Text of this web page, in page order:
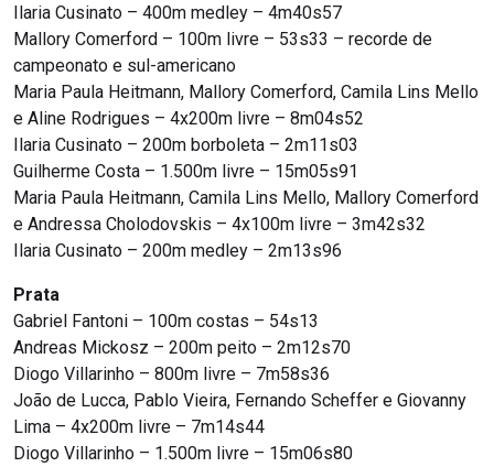
Ilaria Cusinato – 400m medley – 4m40s57
Mallory Comerford – 100m livre – 53s33 – recorde de
campeonato e sul-americano
Maria Paula Heitmann, Mallory Comerford, Camila Lins Mello
e Aline Rodrigues – 4x200m livre – 8m04s52
Ilaria Cusinato – 200m borboleta – 2m11s03
Guilherme Costa – 1.500m livre – 15m05s91
Maria Paula Heitmann, Camila Lins Mello, Mallory Comerford
e Andressa Cholodovskis – 4x100m livre – 3m42s32
Ilaria Cusinato – 200m medley – 2m13s96
Prata
Gabriel Fantoni – 100m costas – 54s13
Andreas Mickosz – 200m peito – 2m12s70
Diogo Villarinho – 800m livre – 7m58s36
João de Lucca, Pablo Vieira, Fernando Scheffer e Giovanny
Lima – 4x200m livre – 7m14s44
Diogo Villarinho – 1.500m livre – 15m06s80